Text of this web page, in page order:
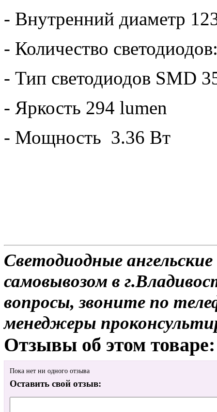
- Внутренний диаметр
- Количество
- Тип светодиодов SMD
- Яркость 294 lumen
- Мощность 3.36 Вт
Светодиодные
самовывозом в
вопросы, звоните по
менеджеры
Отзывы об этом товаре:
Пока нет ни одного отзыва
Оставить свой отзыв: